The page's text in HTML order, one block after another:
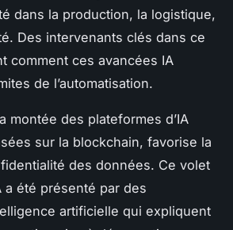
dans la production, la logistique,
Des intervenants clés dans ce
comment ces avancées IA
de l’automatisation.
montée des plateformes d’IA
sur la blockchain, favorise la
des données. Ce volet
a été présenté par des
artificielle qui expliquent